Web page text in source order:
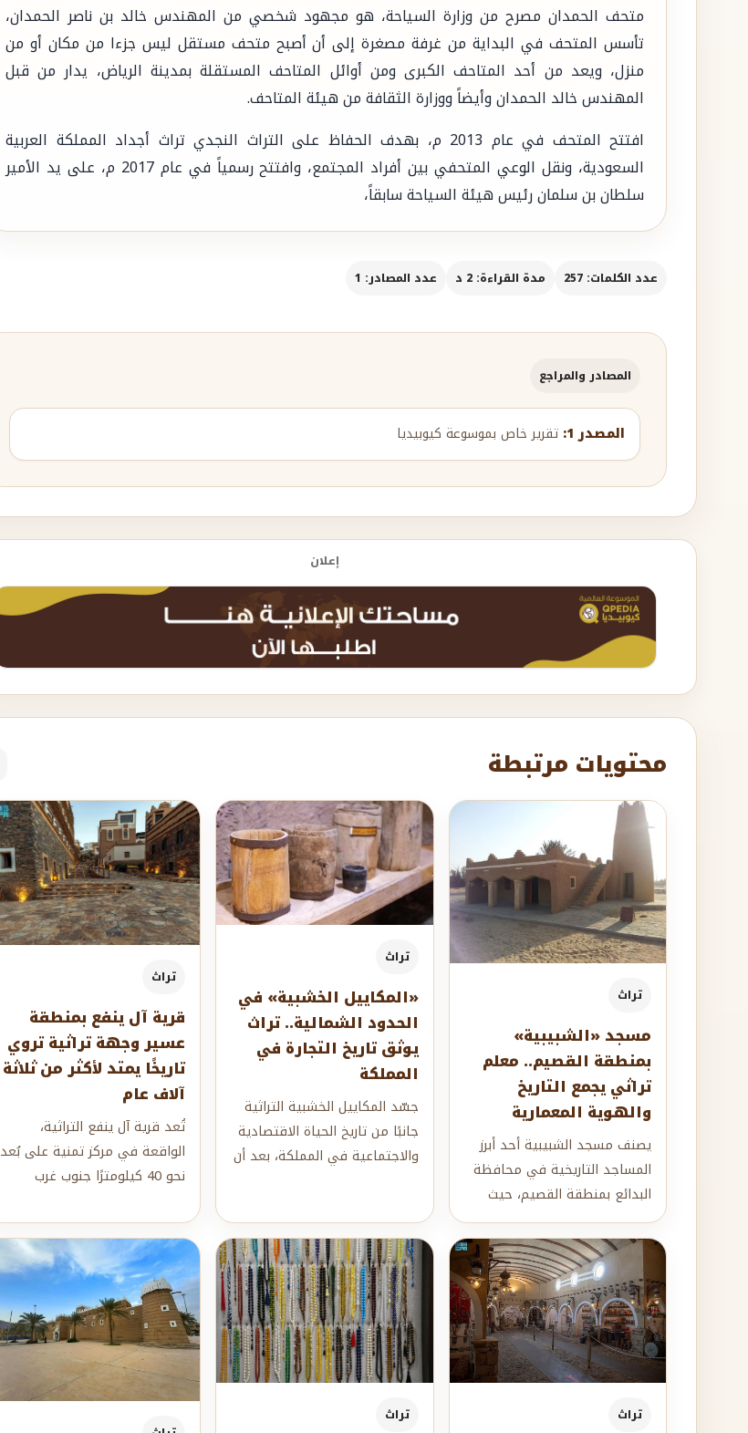
متحف الحمدان مصرح من وزارة السياحة، هو مجهود شخصي من المهندس خالد بن ناصر الحمدان،
تأسس المتحف في البداية من غرفة مصغرة إلى أن أصبح متحف مستقل ليس جزءا من مكان أو من
منزل، ويعد من أحد المتاحف الكبرى ومن أوائل المتاحف المستقلة بمدينة الرياض، يدار من قبل
المهندس خالد الحمدان وأيضاً ووزارة الثقافة من هيئة المتاحف.
افتتح المتحف في عام 2013 م، بهدف الحفاظ على التراث النجدي تراث أجداد المملكة العربية
السعودية، ونقل الوعي المتحفي بين أفراد المجتمع، وافتتح رسمياً في عام 2017 م، على يد الأمير
سلطان بن سلمان رئيس هيئة السياحة سابقاً،
عدد الكلمات: 257 مدة القراءة: 2 د عدد المصادر: 1
المصادر والمراجع
المصدر 1: تقرير خاص بموسوعة كيوبيديا
إعلان
محتويات مرتبطة
تراث
مسجد «الشبيبية»
بمنطقة القصيم.. معلم
تراثي يجمع التاريخ
والهوية المعمارية
يصنف مسجد الشبيبية أحد أبرز
المساجد التاريخية في محافظة
البدائع بمنطقة القصيم، حيث
يجسد جانبا مهما من العمارة
النجدية ال...
تراث
«المكاييل الخشبية» في
الحدود الشمالية.. تراث
يوثق تاريخ التجارة في
المملكة
جسّد المكاييل الخشبية التراثية
جانبًا من تاريخ الحياة الاقتصادية
والاجتماعية في المملكة، بعد أن
تراث
قرية آل ينفع بمنطقة
عسير وجهة تراثية تروي
تاريخًا يمتد لأكثر من ثلاثة
آلاف عام
تُعد قرية آل ينفع التراثية،
الواقعة في مركز تمنية على بُعد
نحو 40 كيلومترًا جنوب غرب
السيا...
تراث
تراث